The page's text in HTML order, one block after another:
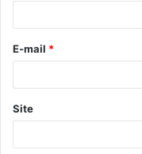
*
E-mail *
Site